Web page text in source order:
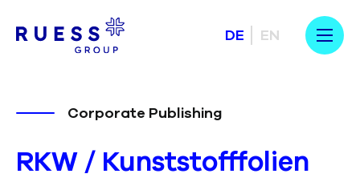
DE EN
Corporate Publishing
RKW / Kunststofffolien